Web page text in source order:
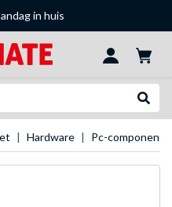
in huis
Hardware Pc-